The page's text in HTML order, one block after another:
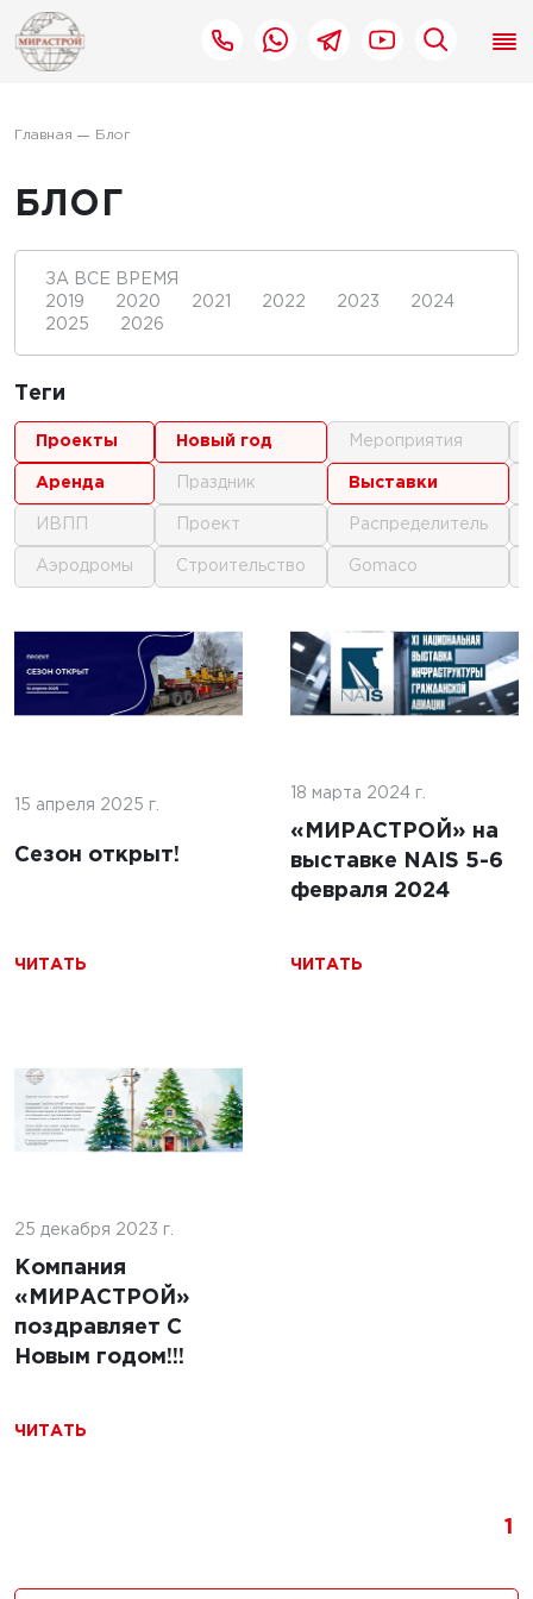
Главная Блог
БЛОГ
15 апреля 2025 г.
Сезон открыт!
ЧИТАТЬ
18 марта 2024 г.
«МИРАСТРОЙ» на
выставке NAIS 5-6
февраля 2024
ЧИТАТЬ
25 декабря 2023 г.
Компания
«МИРАСТРОЙ»
поздравляет С
Новым годом!!!
ЧИТАТЬ
1
Спецтехника для
6 августа 2026 г.
Использование
ЗА ВСЕ ВРЕМЯ
2019
2020 2021 2022 2023
2024
2025
2026
Теги
проекты
аренда
ИВПП
аэродромы
новый год
праздник
проект
строительство
мероприятия
выставки
распределитель
gomaco